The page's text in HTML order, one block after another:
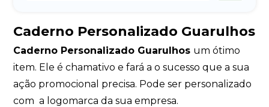
Caderno Personalizado Guarulhos
Caderno Personalizado Guarulhos um ótimo
item. Ele é chamativo e fará a o sucesso que a sua
ação promocional precisa. Pode ser personalizado
com a logomarca da sua empresa.